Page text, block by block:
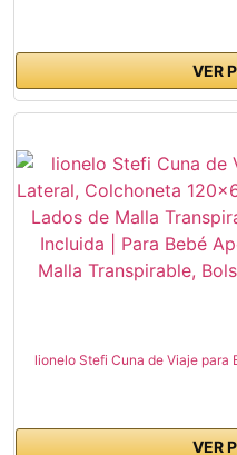
VER
lionelo Stefi Cuna de Viaje para
VER